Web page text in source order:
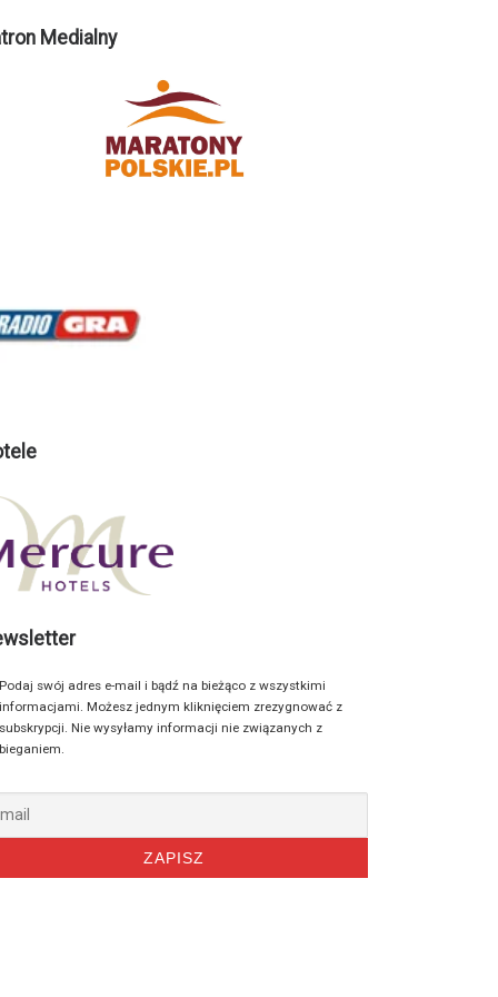
Medialny
swój adres e-mail i bądź na bieżąco z wszystkimi
Możesz jednym kliknięciem zrezygnować z
Nie wysyłamy informacji nie związanych z